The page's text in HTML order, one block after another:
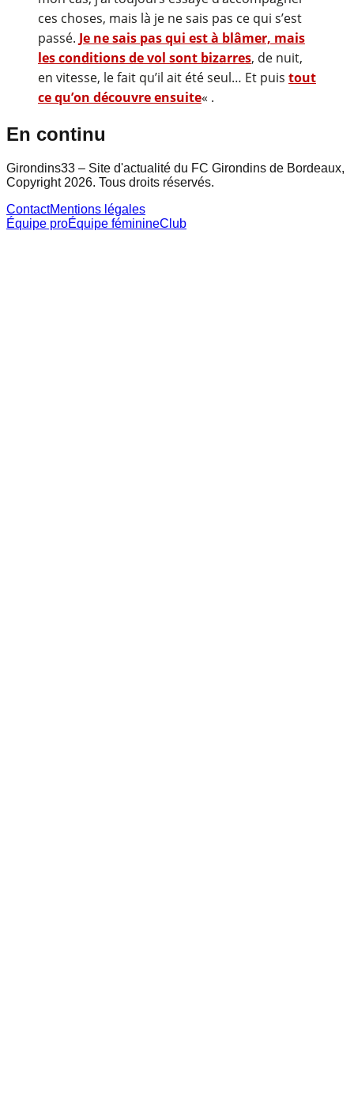
ces choses, mais là je ne sais pas ce qui s’est
passé. Je ne sais pas qui est à blâmer, mais
les conditions de vol sont bizarres, de nuit,
en vitesse, le fait qu’il ait été seul… Et puis tout
ce qu’on découvre ensuite« .
En continu
Girondins33 – Site d'actualité du FC Girondins de Bordeaux,
Copyright 2026. Tous droits réservés.
ContactMentions légales
Équipe proÉquipe féminineClub